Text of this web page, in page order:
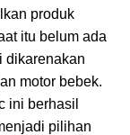
produk
itu belum ada
dikarenakan
motor bebek.
ini berhasil
pilihan